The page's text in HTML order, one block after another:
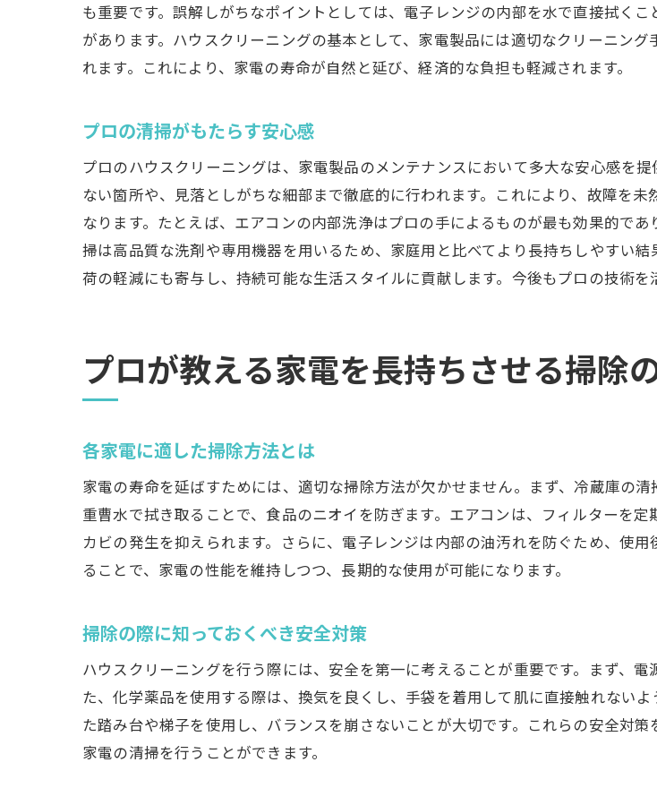
掃除時に注意すべき電気製品の取
掃除後の再組立てで注意すべき点
最新の技術を取り入れた清掃方法
家庭で採用できる日々のメンテナ
家電ごとの最適な掃除グッズの選
清掃後の管理で注意すべきポイン
不必要な消耗を防ぐための使用方
基本掃除の流れとその重要性
日常的に見落としがちな汚れの対
家電の見た目を保つための工夫
初心者でも取り組みやすい清掃方
も重要です。誤解しがちなポイントとしては、電子レンジの内部を水で直接拭く
があります。ハウスクリーニングの基本として、家電製品には適切なクリーニン
れます。これにより、家電の寿命が自然と延び、経済的な負担も軽減されます。
プロの清掃がもたらす安心感
プロのハウスクリーニングは、家電製品のメンテナンスにおいて多大な安心感を
ない箇所や、見落としがちな細部まで徹底的に行われます。これにより、故障を
なります。たとえば、エアコンの内部洗浄はプロの手によるものが最も効果的で
掃は高品質な洗剤や専用機器を用いるため、家庭用と比べてより長持ちしやすい
荷の軽減にも寄与し、持続可能な生活スタイルに貢献します。今後もプロの技術
プロが教える家電を長持ちさせる掃除
各家電に適した掃除方法とは
家電の寿命を延ばすためには、適切な掃除方法が欠かせません。まず、冷蔵庫の
重曹水で拭き取ることで、食品のニオイを防ぎます。エアコンは、フィルターを
カビの発生を抑えられます。さらに、電子レンジは内部の油汚れを防ぐため、使
ることで、家電の性能を維持しつつ、長期的な使用が可能になります。
掃除の際に知っておくべき安全対策
ハウスクリーニングを行う際には、安全を第一に考えることが重要です。まず、
た、化学薬品を使用する際は、換気を良くし、手袋を着用して肌に直接触れない
た踏み台や梯子を使用し、バランスを崩さないことが大切です。これらの安全対
家電の清掃を行うことができます。